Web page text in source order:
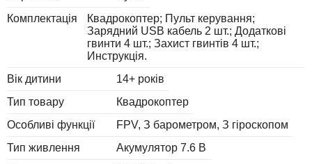
Комплектація
Квадрокоптер; Пульт керування;
Зарядний USB кабель 2 шт.; Додаткові
гвинти 4 шт.; Захист гвинтів 4 шт.;
Инструкція.
Вік дитини
14+ років
Тип товару
Квадрокоптер
Особливі функції
FPV З барометром З гіроскопом
Тип живлення
Акумулятор 7.6 В